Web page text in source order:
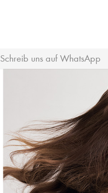
Schreib uns auf WhatsApp